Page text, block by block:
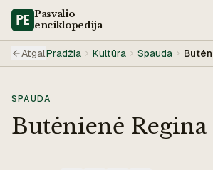
Pasvalio
enciklopedija
AtgalPradžia Kultūra Spauda
SPAUDA
Butėnienė Regina